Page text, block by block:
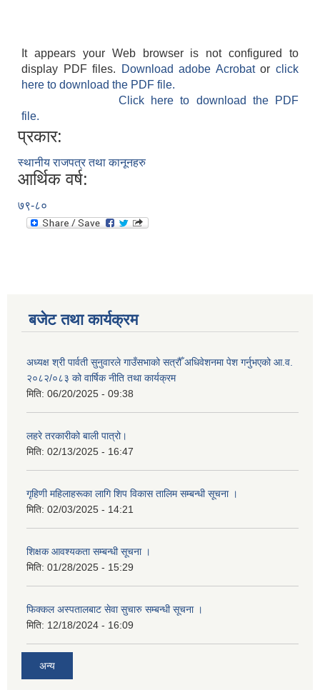
It appears your Web browser is not configured to
display PDF files.
Download adobe Acrobatorclick
here to download the PDF file.
Click here to download the PDF
file.
प्रकार:
स्थानीय राजपत्र तथा कानूनहरु
आर्थिक वर्ष:
७९-८०
बजेट तथा कार्यक्रम
अध्यक्ष श्री पार्वती सुनुवारले गाउँसभाको सत्रौँ अधिवेशनमा पेश गर्नुभएको आ.व.
२०८२/०८३ को वार्षिक नीति तथा कार्यक्रम
मिति: 06/20/2025 - 09:38
लहरे तरकारीको बाली पात्रो।
मिति: 02/13/2025 - 16:47
गृहिणी महिलाहरूका लागि शिप विकास तालिम सम्बन्धी सूचना ‌।
मिति: 02/03/2025 - 14:21
शिक्षक आवश्यकता सम्बन्धी सूचना ।
मिति: 01/28/2025 - 15:29
फिक्कल अस्पतालबाट सेवा सुचारु सम्बन्धी सूचना ।
मिति: 12/18/2024 - 16:09
अन्य